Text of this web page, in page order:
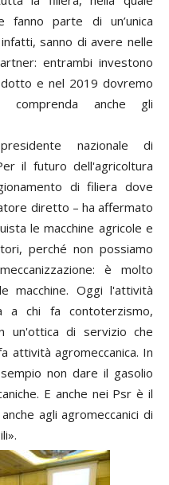
fanno parte di un’unica
sanno di avere nelle
entrambi investono
e nel 2019 dovremo
comprenda anche gli
nazionale di
il futuro dell'agricoltura
di filiera dove
diretto – ha affermato
le macchine agricole e
perché non possiamo
è molto
macchine. Oggi l'attività
a chi fa contoterzismo,
un'ottica di servizio che
attività agromeccanica. In
non dare il gasolio
E anche nei Psr è il
agli agromeccanici di